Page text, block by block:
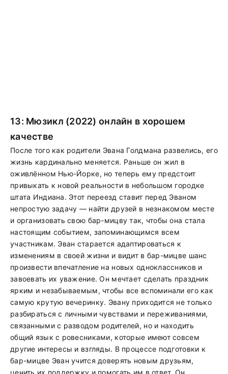
13: Мюзикл (2022) онлайн в хорошем
качестве
После того как родители Эвана Голдмана развелись, его
жизнь кардинально меняется. Раньше он жил в
оживлённом Нью-Йорке, но теперь ему предстоит
привыкать к новой реальности в небольшом городке
штата Индиана. Этот переезд ставит перед Эваном
непростую задачу — найти друзей в незнакомом месте
и организовать свою бар-мицву так, чтобы она стала
настоящим событием, запоминающимся всем
участникам. Эван старается адаптироваться к
изменениям в своей жизни и видит в бар-мицве шанс
произвести впечатление на новых одноклассников и
завоевать их уважение. Он мечтает сделать праздник
ярким и незабываемым, чтобы все вспоминали его как
самую крутую вечеринку. Эвану приходится не только
разбираться с личными чувствами и переживаниями,
связанными с разводом родителей, но и находить
общий язык с ровесниками, которые имеют совсем
другие интересы и взгляды. В процессе подготовки к
бар-мицве Эван учится доверять новым друзьям,
ценить их поддержку и помогать им в ответ. Он